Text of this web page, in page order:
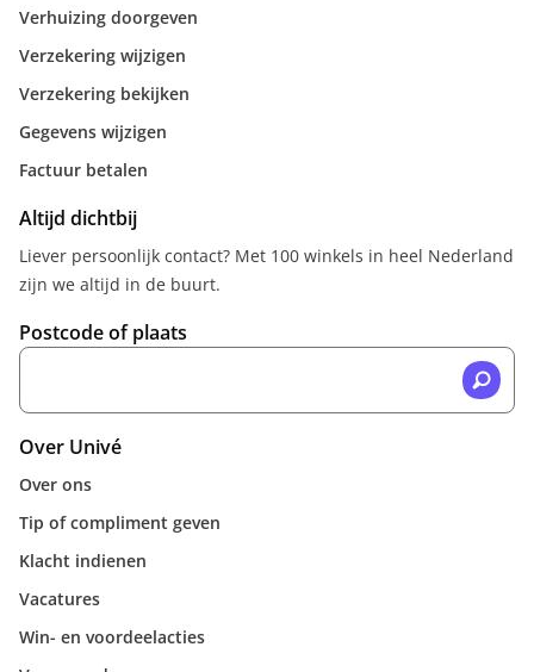
Verhuizing doorgeven
Verzekering wijzigen
Verzekering bekijken
Gegevens wijzigen
Factuur betalen
Altijd dichtbij
Liever persoonlijk contact? Met 100 winkels in heel Nederland
zijn we altijd in de buurt.
Postcode of plaats
Over Univé
Over ons
Tip of compliment geven
Klacht indienen
Vacatures
Win- en voordeelacties